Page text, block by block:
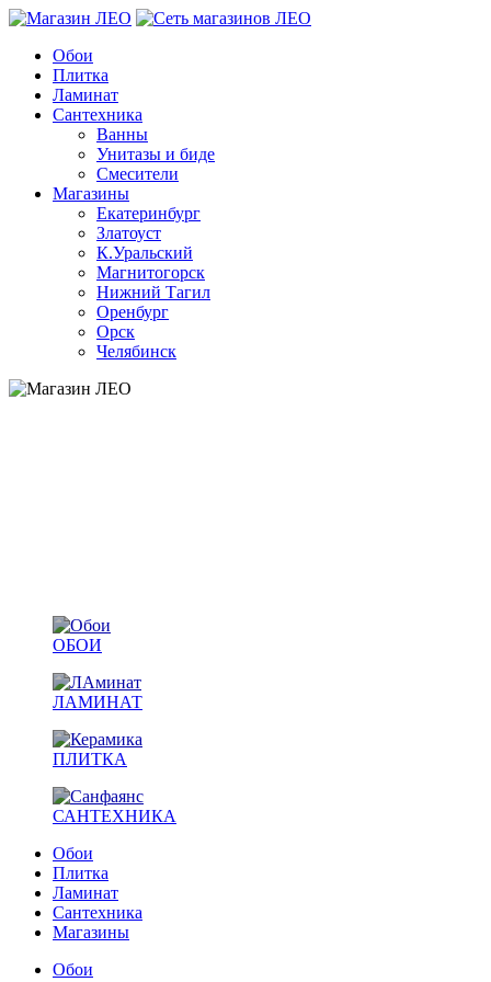
Обои
Плитка
Ламинат
Сантехника
Ванны
Унитазы и биде
Смесители
Магазины
Екатеринбург
Златоуст
К.Уральский
Магнитогорск
Нижний Тагил
Оренбург
Орск
Челябинск
ОБОИ
ЛАМИНАТ
ПЛИТКА
САНТЕХНИКА
Обои
Плитка
Ламинат
Сантехника
Магазины
Обои